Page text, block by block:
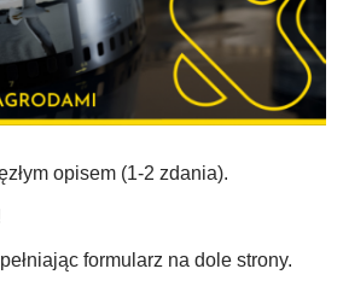
opisem (1-2 zdania).
formularz na dole strony.